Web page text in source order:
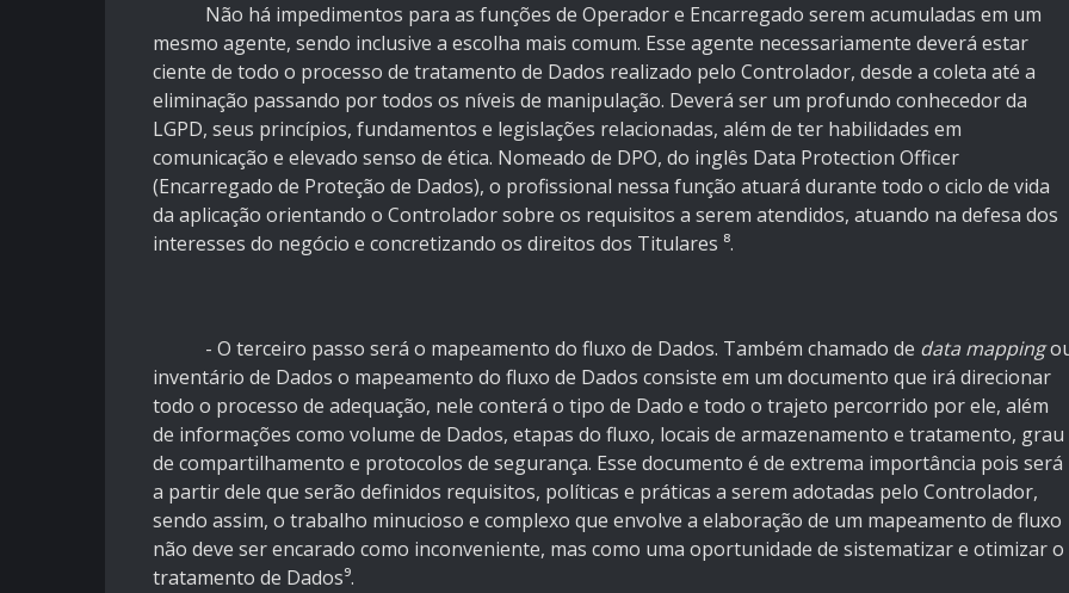
Não há impedimentos para as funções de Operador e Encarregado serem acumuladas em um
mesmo agente, sendo inclusive a escolha mais comum. Esse agente necessariamente deverá estar
ciente de todo o processo de tratamento de Dados realizado pelo Controlador, desde a coleta até a
eliminação passando por todos os níveis de manipulação. Deverá ser um profundo conhecedor da
LGPD, seus princípios, fundamentos e legislações relacionadas, além de ter habilidades em
comunicação e elevado senso de ética. Nomeado de DPO, do inglês Data Protection Officer
(Encarregado de Proteção de Dados), o profissional nessa função atuará durante todo o ciclo de vida
da aplicação orientando o Controlador sobre os requisitos a serem atendidos, atuando na defesa dos
interesses do negócio e concretizando os direitos dos Titulares ⁸.
- O terceiro passo será o mapeamento do fluxo de Dados. Também chamado de data mapping
inventário de Dados o mapeamento do fluxo de Dados consiste em um documento que irá direcionar
todo o processo de adequação, nele conterá o tipo de Dado e todo o trajeto percorrido por ele, além
de informações como volume de Dados, etapas do fluxo, locais de armazenamento e tratamento, grau
de compartilhamento e protocolos de segurança. Esse documento é de extrema importância pois será
a partir dele que serão definidos requisitos, políticas e práticas a serem adotadas pelo Controlador,
sendo assim, o trabalho minucioso e complexo que envolve a elaboração de um mapeamento de fluxo
não deve ser encarado como inconveniente, mas como uma oportunidade de sistematizar e otimizar o
tratamento de Dados⁹.